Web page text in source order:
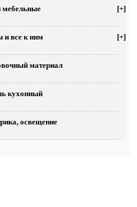
мебельные [+]
и все к ним [+]
материал
кухонный
освещение